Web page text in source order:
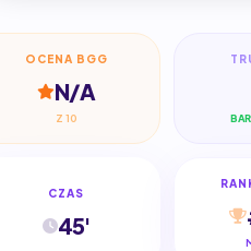
OCENA BGG
N/A
Z 10
CZAS
45'